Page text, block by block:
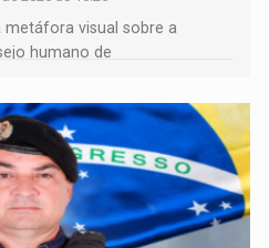
visual sobre a
humano de